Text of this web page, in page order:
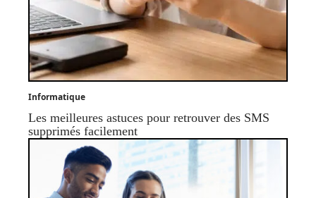
Informatique
Les meilleures astuces pour retrouver des SMS
supprimés facilement